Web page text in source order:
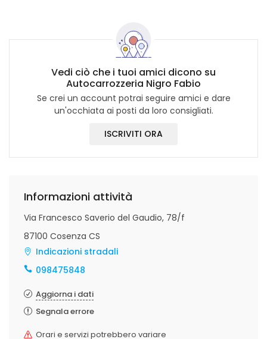
Vedi ciò che i tuoi amici dicono su
Autocarrozzeria Nigro Fabio
Se crei un account potrai seguire amici e dare
un'occhiata ai posti da loro consigliati.
ISCRIVITI ORA
Informazioni attività
Via Francesco Saverio del Gaudio, 78/f
87100 Cosenza CS
Indicazioni stradali
098475848
Aggiorna i dati
Segnala errore
Orari e servizi potrebbero variare